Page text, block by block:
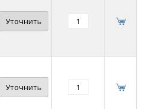
Уточнить
Уточнить